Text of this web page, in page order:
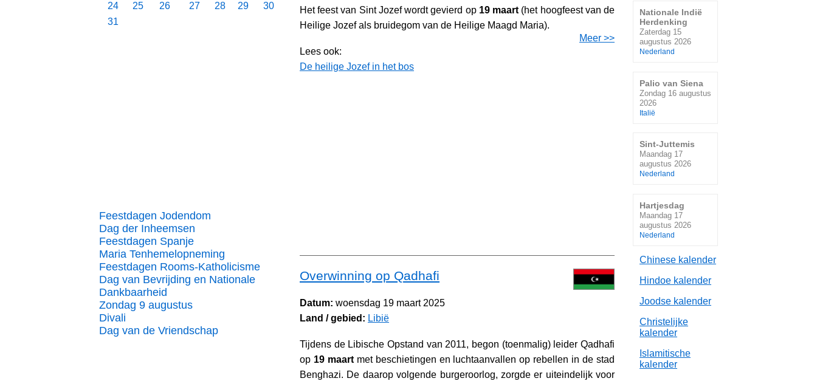
24
25 26 27 28 29
30
31
Feestdagen Jodendom
Dag der Inheemsen
Feestdagen Spanje
Maria Tenhemelopneming
Feestdagen Rooms-Katholicisme
Dag van Bevrijding en Nationale
Dankbaarheid
Zondag 9 augustus
Divali
Dag van de Vriendschap
Het feest van Sint Jozef wordt gevierd op 19 maart (het hoogfeest van de
Heilige Jozef als bruidegom van de Heilige Maagd Maria).
Meer >>
Lees ook:
De heilige Jozef in het bos
Overwinning op Qadhafi
Datum: woensdag 19 maart 2025
Land / gebied: Libië
Tijdens de Libische Opstand van 2011, begon (toenmalig) leider Qadhafi
op 19 maart met beschietingen en luchtaanvallen op rebellen in de stad
Benghazi. De daarop volgende burgeroorlog, zorgde er uiteindelijk voor
Nationale Indië
Herdenking
Zaterdag 15
augustus 2026
Nederland
Palio van Siena
Zondag 16 augustus
2026
Italië
Sint-Juttemis
Maandag 17
augustus 2026
Nederland
Hartjesdag
Maandag 17
augustus 2026
Nederland
Chinese kalender
Hindoe kalender
Joodse kalender
Christelijke
kalender
Islamitische
kalender